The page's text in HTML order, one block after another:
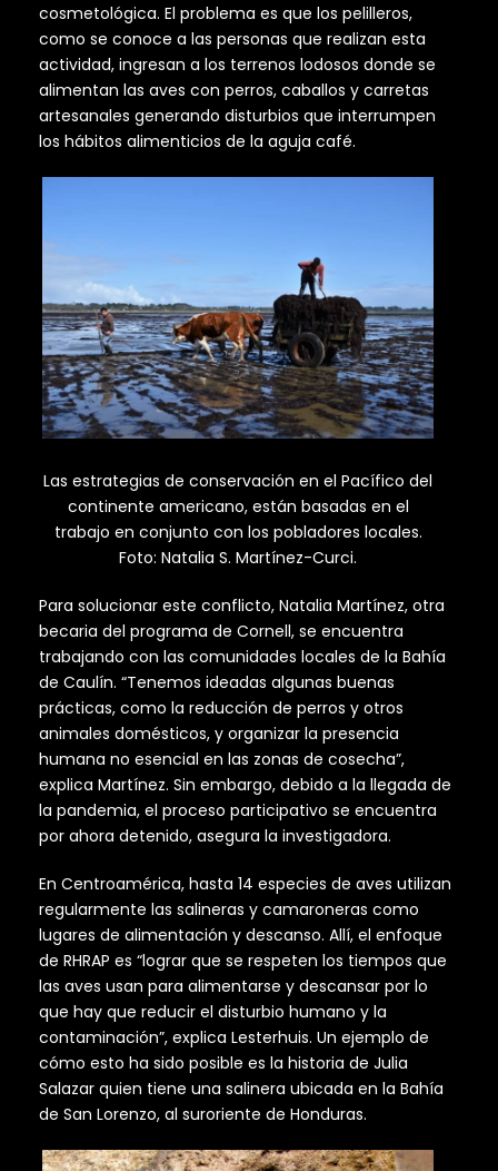
cosmetológica. El problema es que los pelilleros,
como se conoce a las personas que realizan esta
actividad, ingresan a los terrenos lodosos donde se
alimentan las aves con perros, caballos y carretas
artesanales generando disturbios que interrumpen
los hábitos alimenticios de la aguja café.
Las estrategias de conservación en el Pacífico del
continente americano, están basadas en el
trabajo en conjunto con los pobladores locales.
Foto: Natalia S. Martínez-Curci.
Para solucionar este conflicto, Natalia Martínez, otra
becaria del programa de Cornell, se encuentra
trabajando con las comunidades locales de la Bahía
de Caulín. “Tenemos ideadas algunas buenas
prácticas, como la reducción de perros y otros
animales domésticos, y organizar la presencia
humana no esencial en las zonas de cosecha”,
explica Martínez. Sin embargo, debido a la llegada de
la pandemia, el proceso participativo se encuentra
por ahora detenido, asegura la investigadora.
En Centroamérica, hasta 14 especies de aves utilizan
regularmente las salineras y camaroneras como
lugares de alimentación y descanso. Allí, el enfoque
de RHRAP es “lograr que se respeten los tiempos que
las aves usan para alimentarse y descansar por lo
que hay que reducir el disturbio humano y la
contaminación”, explica Lesterhuis. Un ejemplo de
cómo esto ha sido posible es la historia de Julia
Salazar quien tiene una salinera ubicada en la Bahía
de San Lorenzo, al suroriente de Honduras.